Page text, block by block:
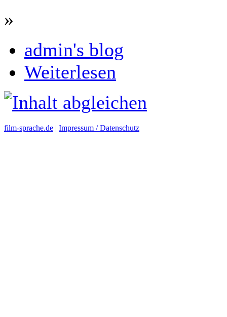
»
admin's blog
Weiterlesen
film-sprache.de | Impressum / Datenschutz